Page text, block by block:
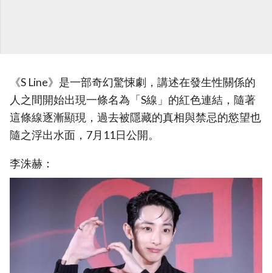
《S Line》是一部奇幻驚悚劇，講述在發生性關係的
人之間開始出現一條名為「S線」的紅色連結，隨著
這條線逐漸顯現，過去被隱藏的真相與禁忌的慾望也
隨之浮出水面，7月11日公開。
李洙赫：